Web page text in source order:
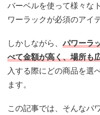
バーベルを使って様々な
ワーラックが必須のアイ
しかしながら、パワーラ
べて金額が高く、場所も
入する際にどの商品を選
ます。
この記事では、そんなパ